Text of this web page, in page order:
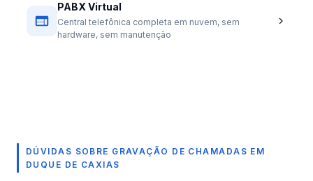
PABX Virtual
Central telefônica completa em nuvem, sem
hardware, sem manutenção
DÚVIDAS SOBRE GRAVAÇÃO DE CHAMADAS EM
DUQUE DE CAXIAS